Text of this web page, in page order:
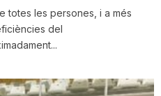
totes les persones, i a més
del